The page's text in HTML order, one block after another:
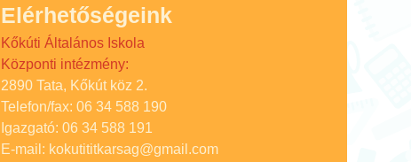
Elérhetőségeink
Kőkúti Általános Iskola
Központi intézmény:
2890 Tata, Kőkút köz 2.
Telefon/fax: 06 34 588 190
Igazgató: 06 34 588 191
E-mail: kokutititkarsag@gmail.com